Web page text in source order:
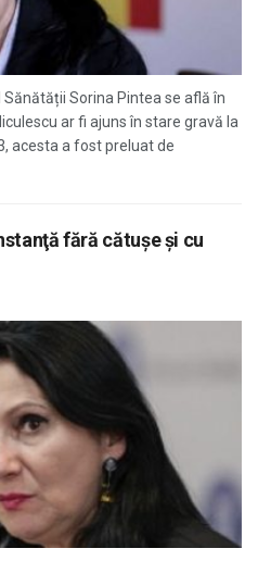
Sorina Pintea se află în
ar fi ajuns în stare gravă la
acesta a fost preluat de
fără cătușe și cu